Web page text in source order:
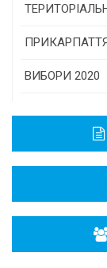
Історична
Районні,
ВИБОРИ 2020